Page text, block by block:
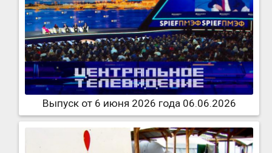
Выпуск от 6 июня 2026 года 06.06.2026